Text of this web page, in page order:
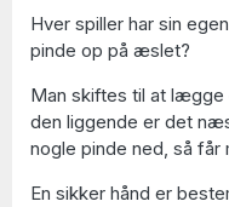
Hver spiller har sin
pinde op på æslet?
Man skiftes til at
den liggende er det
nogle pinde ned, så får
En sikker hånd er